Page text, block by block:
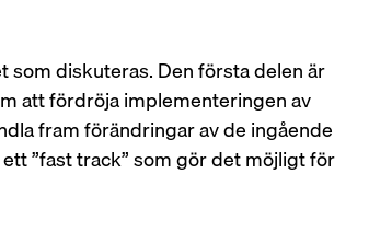
som diskuteras. Den första delen är
att fördröja implementeringen av
fram förändringar av de ingående
”fast track” som gör det möjligt för